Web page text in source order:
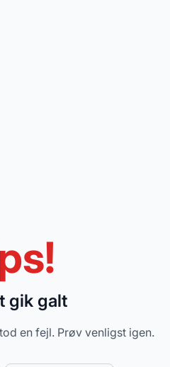
gik galt
en fejl. Prøv venligst igen.